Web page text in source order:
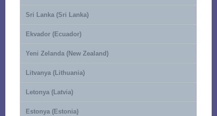
Sri Lanka (Sri Lanka)
Ekvador (Ecuador)
Yeni Zelanda (New Zealand)
Litvanya (Lithuania)
Letonya (Latvia)
Estonya (Estonia)